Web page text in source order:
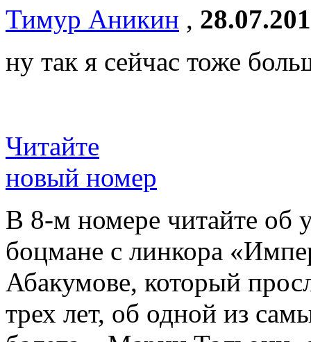
Тимур Аникин ,
ну так я сейчас тоже
Читайте
новый номер
В 8-м номере читайте об
боцмане с линкора
Абакумове, который
трех лет, об одной из